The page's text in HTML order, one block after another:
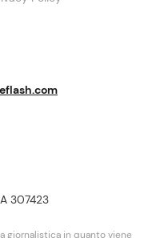
307423
giornalistica in quanto viene